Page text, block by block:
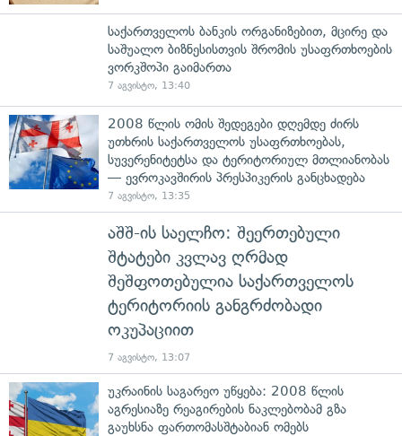
საქართველოს ბანკის ორგანიზებით, მცირე და
საშუალო ბიზნესისთვის შრომის უსაფრთხოების
ვორკშოპი გაიმართა
7 აგვისტო, 13:40
2008 წლის ომის შედეგები დღემდე ძირს
უთხრის საქართველოს უსაფრთხოებას,
სუვერენიტეტსა და ტერიტორიულ მთლიანობას
— ევროკავშირის პრესპიკერის განცხადება
7 აგვისტო, 13:35
აშშ-ის საელჩო: შეერთებული
შტატები კვლავ ღრმად
შეშფოთებულია საქართველოს
ტერიტორიის განგრძობადი
ოკუპაციით
7 აგვისტო, 13:07
უკრაინის საგარეო უწყება: 2008 წლის
აგრესიაზე რეაგირების ნაკლებობამ გზა
გაუხსნა ფართომასშტაბიან ომებს